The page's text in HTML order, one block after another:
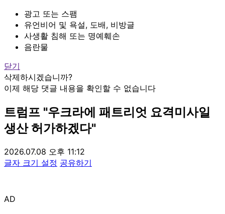
광고 또는 스팸
유언비어 및 욕설, 도배, 비방글
사생활 침해 또는 명예훼손
음란물
닫기
삭제하시겠습니까?
이제 해당 댓글 내용을 확인할 수 없습니다
트럼프 "우크라에 패트리엇 요격미사일
생산 허가하겠다"
2026.07.08 오후 11:12
글자 크기 설정 공유하기
AD